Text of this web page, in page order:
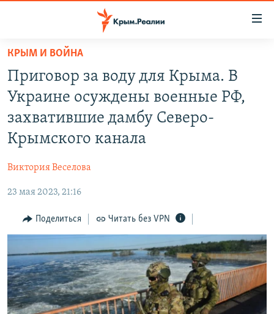
Вернуться
основному
содержанию
Вернутся
главной
Вернутся
СПЕЦПРОЕКТЫ
ВОДА
ИСТОРИЯ
ИНТЕРАКТИВ
ИНФОГРАФИКА
ТЕЛЕПРОЕКТ КРЫМ.РЕАЛИИ
ПРОПАВШИЕ БЕЗ ВЕСТИ
ПОБЕДИТЕЛЕЙ НЕ СУДЯТ?
КРЫМ.НЕПОКОРЕННЫЙ
РАДІО СВОБОДА
КАК ОБОЙТИ БЛОКИРОВКУ
Qırımtatar
ПРИСОЕДИНЯЙТЕСЬ!
КРЫМ И ВОЙНА
Приговор за воду для Крыма. В
Украине осуждены военные РФ,
захватившие дамбу Северо-
Крымского канала
Виктория Веселова
23 мая 2023, 21:16
Поделиться Читать без VPN